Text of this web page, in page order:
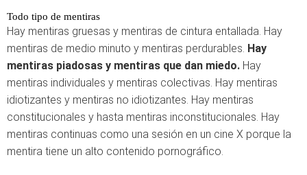
Todo tipo de mentiras
Hay mentiras gruesas y mentiras de cintura entallada. Hay
mentiras de medio minuto y mentiras perdurables. Hay
mentiras piadosas y mentiras que dan miedo. Hay
mentiras individuales y mentiras colectivas. Hay mentiras
idiotizantes y mentiras no idiotizantes. Hay mentiras
constitucionales y hasta mentiras inconstitucionales. Hay
mentiras continuas como una sesión en un cine X porque la
mentira tiene un alto contenido pornográfico.